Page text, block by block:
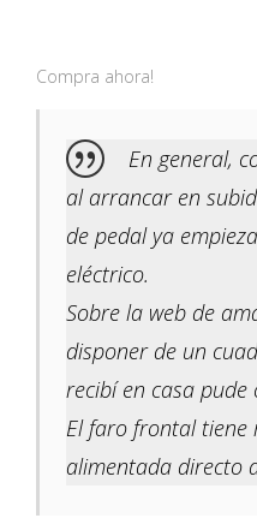
Compra ahora!
En general,
al arrancar en
de pedal ya
eléctrico.
Sobre la web de
disponer de un
recibí en casa
El faro frontal tiene
alimentada directo